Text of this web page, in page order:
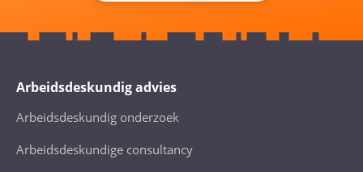
Arbeidsdeskundig advies
Arbeidsdeskundig onderzoek
Arbeidsdeskundige consultancy